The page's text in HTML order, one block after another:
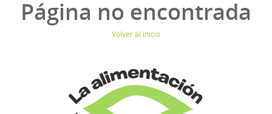
Página no encontrada
Volver al inicio